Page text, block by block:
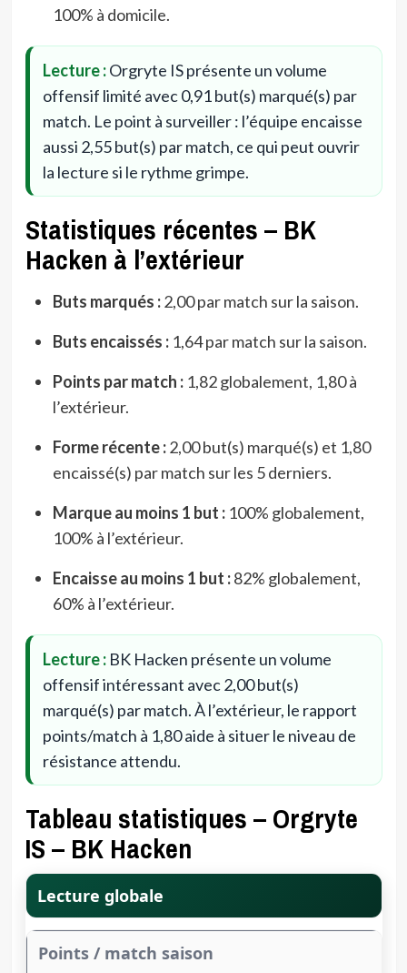
100% à domicile.
Lecture :Orgryte IS présente un volume
offensif limité avec 0,91 but(s) marqué(s) par
match. Le point à surveiller : l’équipe encaisse
aussi 2,55 but(s) par match, ce qui peut ouvrir
la lecture si le rythme grimpe.
Statistiques récentes – BK
Hacken à l’extérieur
Buts marqués :2,00 par match sur la saison.
Buts encaissés :1,64 par match sur la saison.
Points par match :1,82 globalement, 1,80 à
l’extérieur.
Forme récente :2,00 but(s) marqué(s) et 1,80
encaissé(s) par match sur les 5 derniers.
Marque au moins 1 but :100% globalement,
100% à l’extérieur.
Encaisse au moins 1 but :82% globalement,
60% à l’extérieur.
Lecture :BK Hacken présente un volume
offensif intéressant avec 2,00 but(s)
marqué(s) par match. À l’extérieur, le rapport
points/match à 1,80 aide à situer le niveau de
résistance attendu.
Tableau statistiques – Orgryte
IS – BK Hacken
Lecture globale
Points / match saison